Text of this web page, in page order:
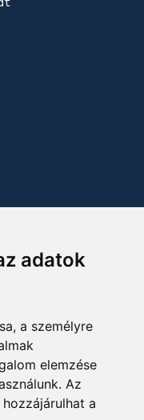
adatok
a személyre
elemzése
Az
a